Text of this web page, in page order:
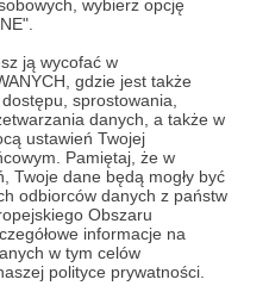
wybierz opcję
ją wycofać w
gdzie jest także
sprostowania,
danych, a także w
ustawień Twojej
Pamiętaj, że w
Twoje dane będą mogły być
odbiorców danych z państw
Obszaru
informacje na
w tym celów
polityce prywatności.
| Jacek